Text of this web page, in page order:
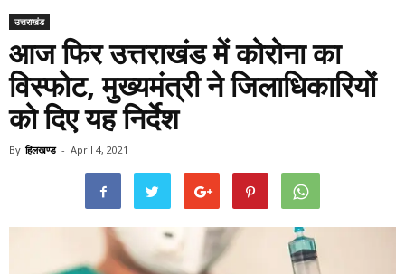
उत्तराखंड
आज फिर उत्तराखंड में कोरोना का
विस्फोट, मुख्यमंत्री ने जिलाधिकारियों
को दिए यह निर्देश
By हिलखण्ड - April 4, 2021